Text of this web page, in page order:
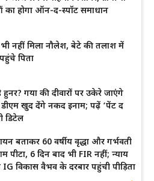
होगा ऑन-द-स्पॉट समाधान
भी नहीं मिला नौलेश, बेटे की तलाश में
पिता
गया की दीवारों पर उकेरे जाएंगे
खुद देंगे नकद इनाम; पढ़ें ‘पेंट द
डिटेल
बताकर 60 वर्षीय वृद्धा और गर्भवती
6 दिन बाद भी FIR नहीं; न्याय
विकास वैभव के दरबार पहुंची पीड़िता